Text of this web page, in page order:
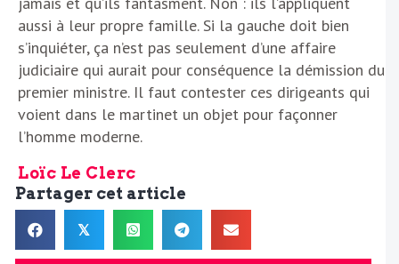
aussi à leur propre famille. Si la gauche doit bien
s’inquiéter, ça n’est pas seulement d’une affaire
judiciaire qui aurait pour conséquence la démission du
premier ministre. Il faut contester ces dirigeants qui
voient dans le martinet un objet pour façonner
l’homme moderne.
Loïc Le Clerc
Partager cet article
𝕏